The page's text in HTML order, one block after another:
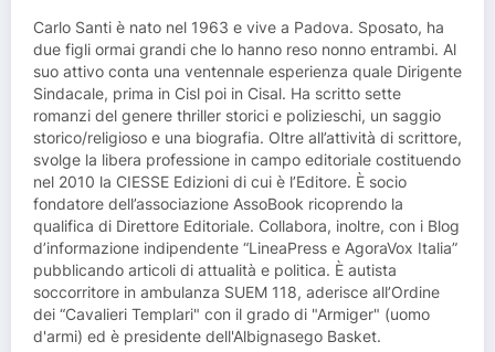
Carlo Santi è nato nel 1963 e vive a Padova. Sposato, ha
due figli ormai grandi che lo hanno reso nonno entrambi. Al
suo attivo conta una ventennale esperienza quale Dirigente
Sindacale, prima in Cisl poi in Cisal. Ha scritto sette
romanzi del genere thriller storici e polizieschi, un saggio
storico/religioso e una biografia. Oltre all’attività di scrittore,
svolge la libera professione in campo editoriale costituendo
nel 2010 la CIESSE Edizioni di cui è l’Editore. È socio
fondatore dell’associazione AssoBook ricoprendo la
qualifica di Direttore Editoriale. Collabora, inoltre, con i Blog
d’informazione indipendente “LineaPress e AgoraVox Italia”
pubblicando articoli di attualità e politica. È autista
soccorritore in ambulanza SUEM 118, aderisce all’Ordine
dei “Cavalieri Templari" con il grado di "Armiger" (uomo
d'armi) ed è presidente dell'Albignasego Basket.